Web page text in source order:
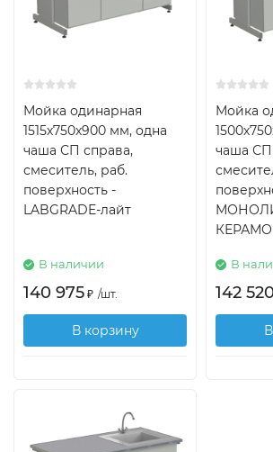
Мойка одинарная
1515х750х900 мм, одна
чаша СП справа,
смеситель, раб.
поверхность -
LABGRADE-лайт
В наличии
140 975 ₽ /шт.
В корзину
Мойка
чаша СП
В
142